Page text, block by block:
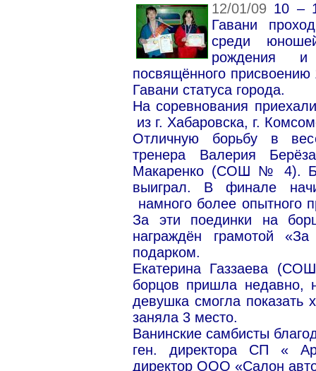
12/01/09 10 –
Гавани
среди
рождения
посвящённого присвоению
Гавани статуса города.
На соревнования
из г. Хабаровска, г.
Отличную борьбу в
тренера Валерия
Макаренко (СОШ № 4).
выиграл. В финале
намного более опытного
За эти поединки на
награждён грамотой
подарком.
Екатерина Газзаева
борцов пришла недавно,
девушка смогла показать
заняла 3 место.
Ванинские самбисты
ген. директора СП «
директор ООО «Салон